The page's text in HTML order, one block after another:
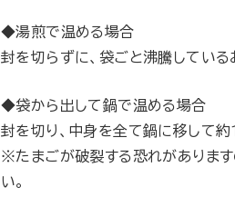
◆湯煎で温める場合
封を切らずに、袋ごと沸騰してい
◆袋から出して鍋で温める場合
封を切り、中身を全て鍋に移して
※たまごが破裂する恐れがありま
い。